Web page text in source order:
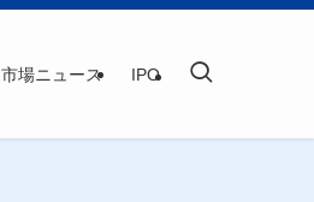
市場ニュース IPO